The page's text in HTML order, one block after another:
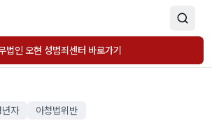
법인 오현 성범죄센터 바로가기
년자 아청법위반